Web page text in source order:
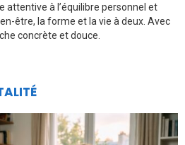
attentive à l’équilibre personnel et
être, la forme et la vie à deux. Avec
concrète et douce.